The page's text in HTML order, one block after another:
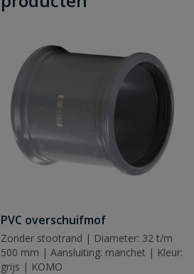
PVC overschuifmof
Zonder stootrand | Diameter: 32 t/m
500 mm | Aansluiting: manchet | Kleur:
grijs | KOMO